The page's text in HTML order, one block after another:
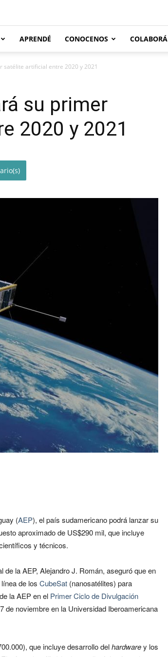
APRENDÉ CONOCENOS COLABORÁ
satélite artificial entre 2020 y 2021
su primer
2020 y 2021
(AEP), el país sudamericano podrá lanzar su
aproximado de US$290 mil, que incluye
y técnicos.
la AEP, Alejandro J. Román, aseguró que en
de los CubeSat (nanosatélites) para
la AEP en el Primer Ciclo de Divulgación
de noviembre en la Universidad Iberoamericana
que incluye desarrollo delhardwarey los